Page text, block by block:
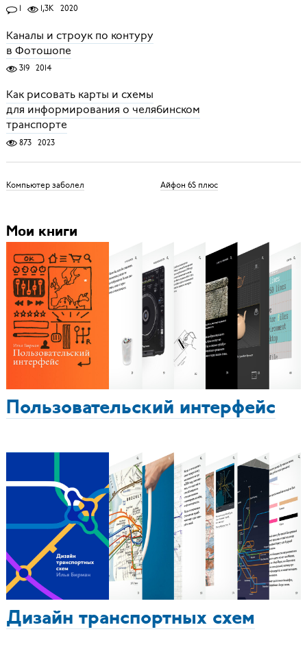
1 1,3K 2020
Каналы и строук по контуру
в Фотошопе
319 2014
Как рисовать карты и схемы
для информирования о челябинском
транспорте
873 2023
Компьютер заболел Айфон 6S плюс
Мои книги
Пользовательский интерфейс
Дизайн транспортных схем